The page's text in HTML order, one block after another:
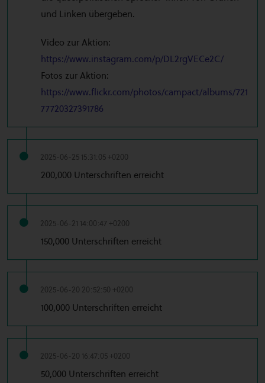
und Linken übergeben.
Video zur Aktion:
https://www.instagram.com/p/DL2rgVECe2C/
Fotos zur Aktion:
https://www.flickr.com/photos/campact/albums/721
77720327391786
2025-06-25 15:31:05 +0200
200,000 Unterschriften erreicht
2025-06-21 14:00:47 +0200
150,000 Unterschriften erreicht
2025-06-20 20:52:50 +0200
100,000 Unterschriften erreicht
2025-06-20 16:47:05 +0200
50,000 Unterschriften erreicht